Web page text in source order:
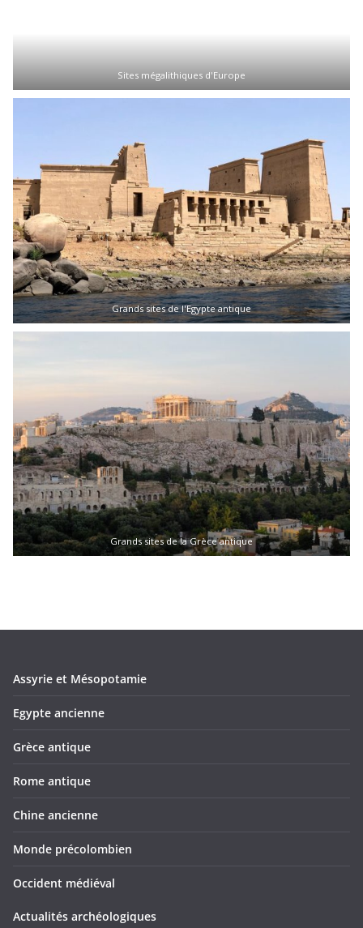
Sites mégalithiques d'Europe
Grands sites de l'Egypte antique
Grands sites de la Grèce antique
Assyrie et Mésopotamie
Egypte ancienne
Grèce antique
Rome antique
Chine ancienne
Monde précolombien
Occident médiéval
Actualités archéologiques